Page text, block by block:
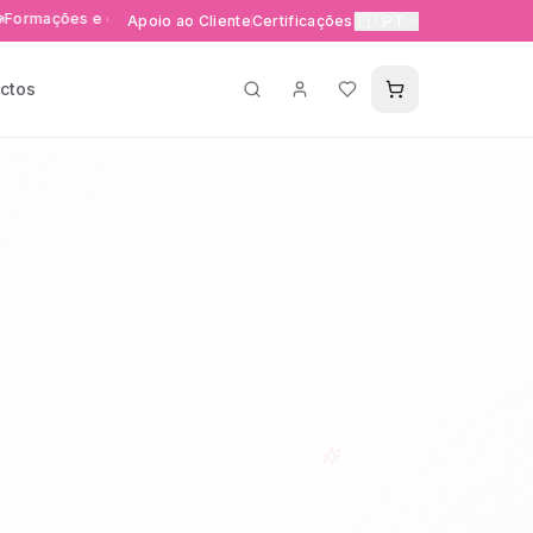
e eventos exclusivos Entrega rápida 24-48h em
Apoio ao ClienteCertificações🇵🇹